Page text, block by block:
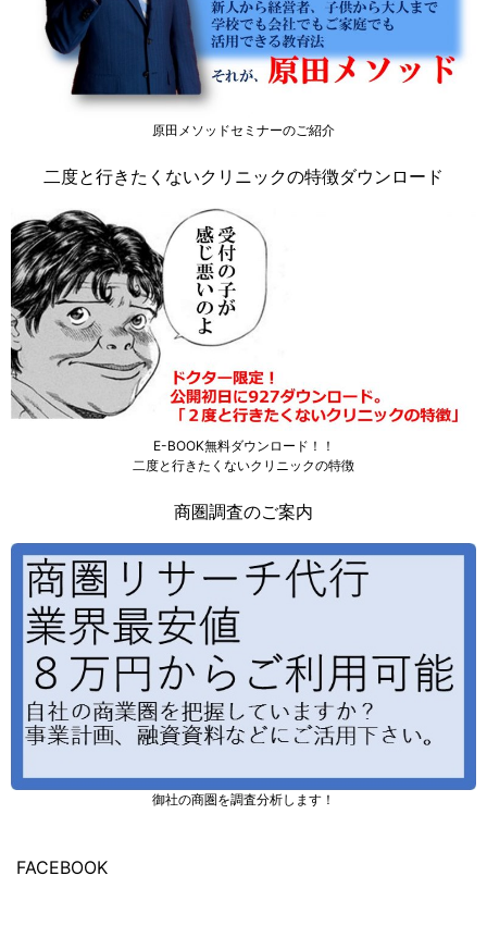
原田メソッドセミナーのご紹介
二度と行きたくないクリニックの特徴ダウンロード
E-BOOK無料ダウンロード！！
二度と行きたくないクリニックの特徴
商圏調査のご案内
御社の商圏を調査分析します！
FACEBOOK